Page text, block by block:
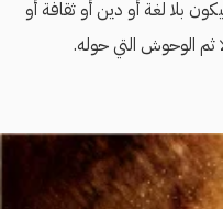
بلا لغة أو دين أو ثقافة أو
ثم الوحوش التي حوله.